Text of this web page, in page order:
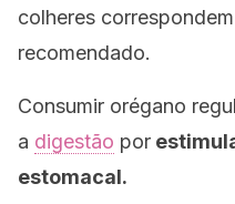
colheres
recomendado.
Consumir orégano
a digestão por
estomacal.